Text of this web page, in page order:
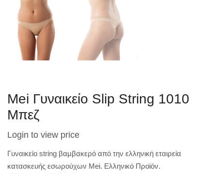
Mei Γυναικείο Slip String 1010
Μπεζ
Login to view price
Γυναικείο string βαμβακερό από την ελληνική εταιρεία
κατασκευής εσωρούχων Mei. Ελληνικό Προϊόν.